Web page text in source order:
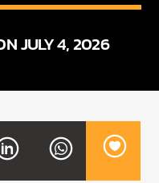
JULY 4, 2026